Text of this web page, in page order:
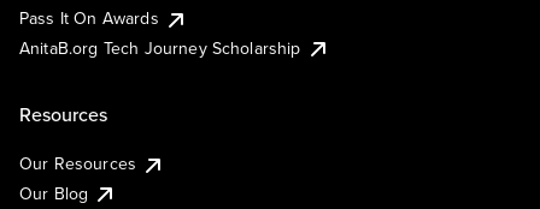
Pass It On Awards
AnitaB.org Tech Journey Scholarship
Resources
Our Resources
Our Blog